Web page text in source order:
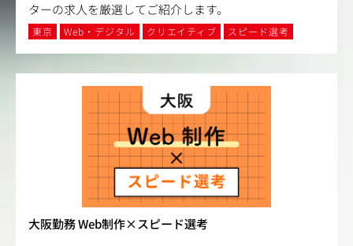
ターの求人を厳選してご紹介します。
東京 Web・デジタル クリエイティブ スピード選考
大阪勤務 Web制作×スピード選考